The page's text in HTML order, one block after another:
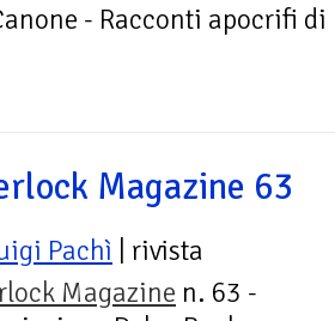
- Racconti apocrifi
Magazine 63
Pachì | rivista
Magazine n. 63 -